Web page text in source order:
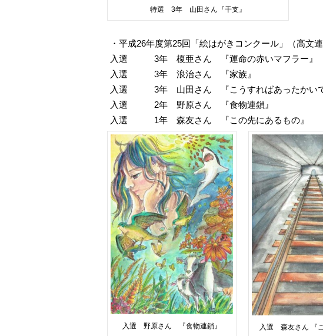
特選 3年 山田さん『干支』
・平成26年度第25回「絵はがきコンクール」（高文連
入選 3年 榎亜さん 『運命の赤いマフラー』
入選 3年 浪治さん 『家族』
入選 3年 山田さん 『こうすればあったかいで
入選 2年 野原さん 『食物連鎖』
入選 1年 森友さん 『この先にあるもの』
入選 野原さん 『食物連鎖』
入選 森友さん 『